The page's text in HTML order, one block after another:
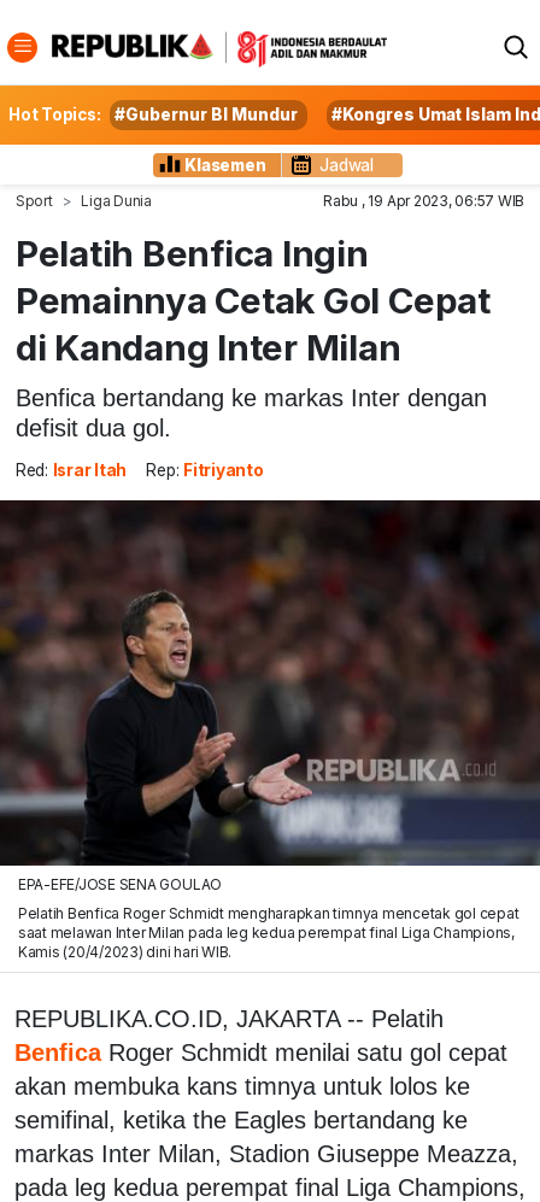
Hot Topics: #Gubernur BI Mundur #Kongres Umat Islam
Klasemen Jadwal
Sport Liga Dunia Rabu , 19 Apr 2023, 06:57 WIB
Pelatih Benfica Ingin
Pemainnya Cetak Gol Cepat
di Kandang Inter Milan
Benfica bertandang ke markas Inter dengan
defisit dua gol.
Red: Israr Itah Rep: Fitriyanto
EPA-EFE/JOSE SENA GOULAO
Pelatih Benfica Roger Schmidt mengharapkan timnya mencetak gol cepat
saat melawan Inter Milan pada leg kedua perempat final Liga Champions,
Kamis (20/4/2023) dini hari WIB.
REPUBLIKA.CO.ID, JAKARTA -- Pelatih
Benfica Roger Schmidt menilai satu gol cepat
akan membuka kans timnya untuk lolos ke
semifinal, ketika the Eagles bertandang ke
markas Inter Milan, Stadion Giuseppe Meazza,
pada leg kedua perempat final Liga Champions,